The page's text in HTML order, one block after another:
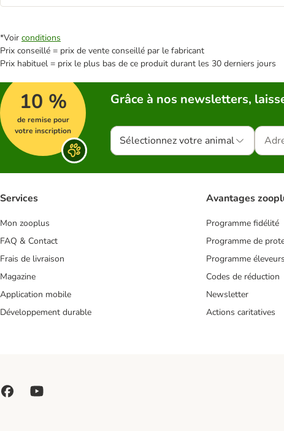
*Voir conditions
Prix conseillé = prix de vente conseillé par le fabricant
Prix habituel = prix le plus bas de ce produit durant les 30 derniers jours
10 %
de remise pour
votre inscription
Grâce à nos newsletters,
Sélectionnez votre animal
Services
Mon zooplus
FAQ & Contact
Frais de livraison
Magazine
Application mobile
Développement durable
Avantages
Programme fidélité
Programme de
Programme éleveurs
Codes de réduction
Newsletter
Actions caritatives